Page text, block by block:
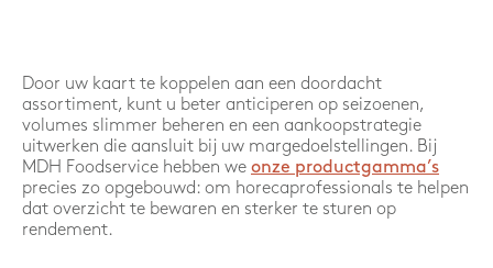
Door uw kaart te koppelen aan een doordacht
assortiment, kunt u beter anticiperen op seizoenen,
volumes slimmer beheren en een aankoopstrategie
uitwerken die aansluit bij uw margedoelstellingen. Bij
MDH Foodservice hebben we onze productgamma’s
precies zo opgebouwd: om horecaprofessionals te helpen
dat overzicht te bewaren en sterker te sturen op
rendement.